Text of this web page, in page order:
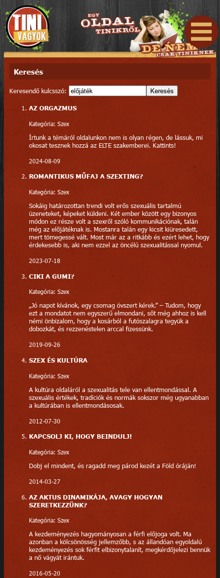
Keresés
Keresendő kulcsszó: Keresés
AZ ORGAZMUS
Kategória: Szex
Írtunk a témáról oldalunkon nem is olyan régen, de lássuk, mi
okosat tesznek hozzá az ELTE szakemberei. Kattints!
2024-08-09
ROMANTIKUS MŰFAJ A SZEXTING?
Kategória: Szex
Sokáig határozottan trendi volt erős szexuális tartalmú
üzeneteket, képeket küldeni. Két ember között egy bizonyos
módon ez része volt a szexről szóló kommunikációnak, talán
még az előjátéknak is. Mostanra talán egy kicsit kiüresedett,
mert tömegessé vált. Most már az a ritkább és ezért lehet, hogy
érdekesebb is, aki nem ezzel az öncélú szexualitással nyomul.
2023-07-18
CIKI A GUMI?
Kategória: Szex
„Jó napot kívánok, egy csomag óvszert kérek.” – Tudom, hogy
ezt a mondatot nem egyszerű elmondani, sőt még ahhoz is kell
némi önbizalom, hogy a kosárból a futószalagra tegyük a
dobozkát, és rezzenéstelen arccal fizessünk.
2019-09-26
SZEX ÉS KULTÚRA
Kategória: Szex
A kultúra oldaláról a szexualitás tele van ellentmondással. A
szexuális értékek, tradíciók és normák sokszor még ugyanabban
a kultúrában is ellentmondásosak.
2012-07-30
KAPCSOLJ KI, HOGY BEINDULJ!
Kategória: Szex
Dobj el mindent, és ragadd meg párod kezét a Föld óráján!
2014-03-27
AZ AKTUS DINAMIKÁJA, AVAGY HOGYAN
SZERETKEZZÜNK?
Kategória: Szex
A kezdeményezés hagyományosan a férfi előjoga volt. Ma
azonban a kölcsönösség jellemzőbb, s az állandóan egyoldalú
kezdeményezés sok férfit elbizonytalanít, megkérdőjelezi bennük
a nő vágyát irántuk.
2016-05-20